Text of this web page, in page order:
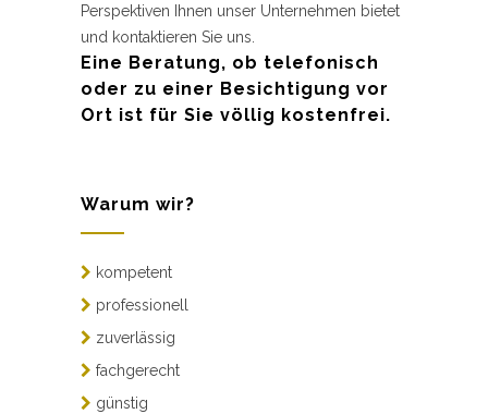
Perspektiven Ihnen unser Unternehmen bietet
und kontaktieren Sie uns.
Eine Beratung, ob telefonisch
oder zu einer Besichtigung vor
Ort ist für Sie völlig kostenfrei.
Warum wir?
kompetent
professionell
zuverlässig
fachgerecht
günstig